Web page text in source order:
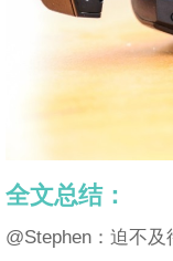
全文总结：
@Stephen：迫不